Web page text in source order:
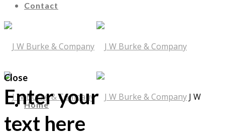
Contact
J W
Home
Close
Enter your
text here